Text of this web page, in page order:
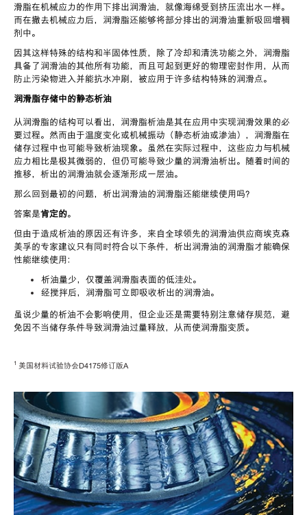
滑脂在机械应力的作用下排出润滑油，就像海绵受到挤压流出水一样。
而在撤去机械应力后，润滑脂还能够将部分排出的润滑油重新吸回增稠
剂中。
因其这样特殊的结构和半固体性质，除了冷却和清洗功能之外，润滑脂
具备了润滑油的其他所有功能，而且可起到更好的物理密封作用，从而
防止污染物进入并能抗水冲刷，被应用于许多结构特殊的润滑点。
润滑脂存储中的静态析油
从润滑脂的结构可以看出，润滑脂析油是其在应用中实现润滑效果的必
要过程。然而由于温度变化或机械振动（静态析油或渗油），润滑脂在
储存过程中也可能导致析油现象。虽然在实际过程中，这些应力与机械
应力相比是极其微弱的，但仍可能导致少量的润滑油析出。随着时间的
推移，析出的润滑油就会逐渐形成一层油。
那么回到最初的问题，析出润滑油的润滑脂还能继续使用吗？
答案是肯定的。
但由于造成析油的原因还有许多，来自全球领先的润滑油供应商埃克森
美孚的专家建议只有同时符合以下条件，析出润滑油的润滑脂才能确保
性能继续使用：
析油量少，仅覆盖润滑脂表面的低洼处。
经搅拌后，润滑脂可立即吸收析出的润滑油。
虽说少量的析油不会影响使用，但企业还是需要特别注意储存规范，避
免因不当储存条件导致润滑油过量释放，从而使润滑脂变质。
1 美国材料试验协会D4175修订版A